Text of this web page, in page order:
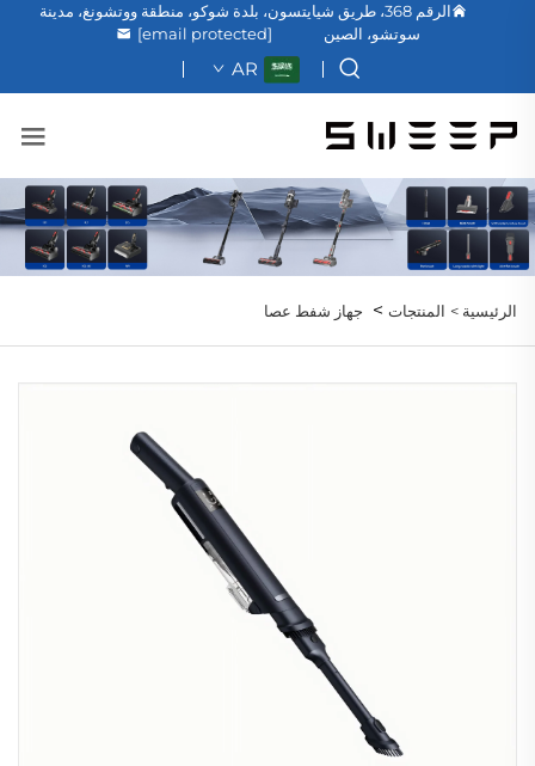
الرقم 368، طريق شيايتسون، بلدة شوكو، منطقة ووتشونغ، مدينة
سوتشو، الصين
[email protected]
AR
الرئيسية > المنتجات > جهاز شفط عصا